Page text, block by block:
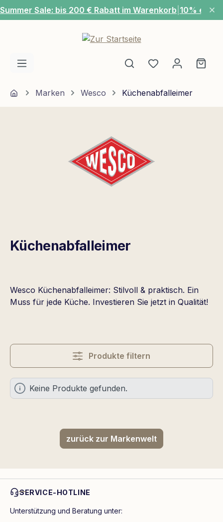
Zum Hauptinhalt springen
Summer Sale: bis 200 € Rabatt im Warenkorb 10% extra
Du hast 0
HomeMarken Wesco Küchenabfalleimer
Küchenabfalleimer
Wesco Küchenabfalleimer: Stilvoll & praktisch. Ein
Muss für jede Küche. Investieren Sie jetzt in Qualität!
Produkte filtern
Keine Produkte gefunden.
zurück zur Markenwelt
SERVICE-HOTLINE
Unterstützung und Beratung unter: